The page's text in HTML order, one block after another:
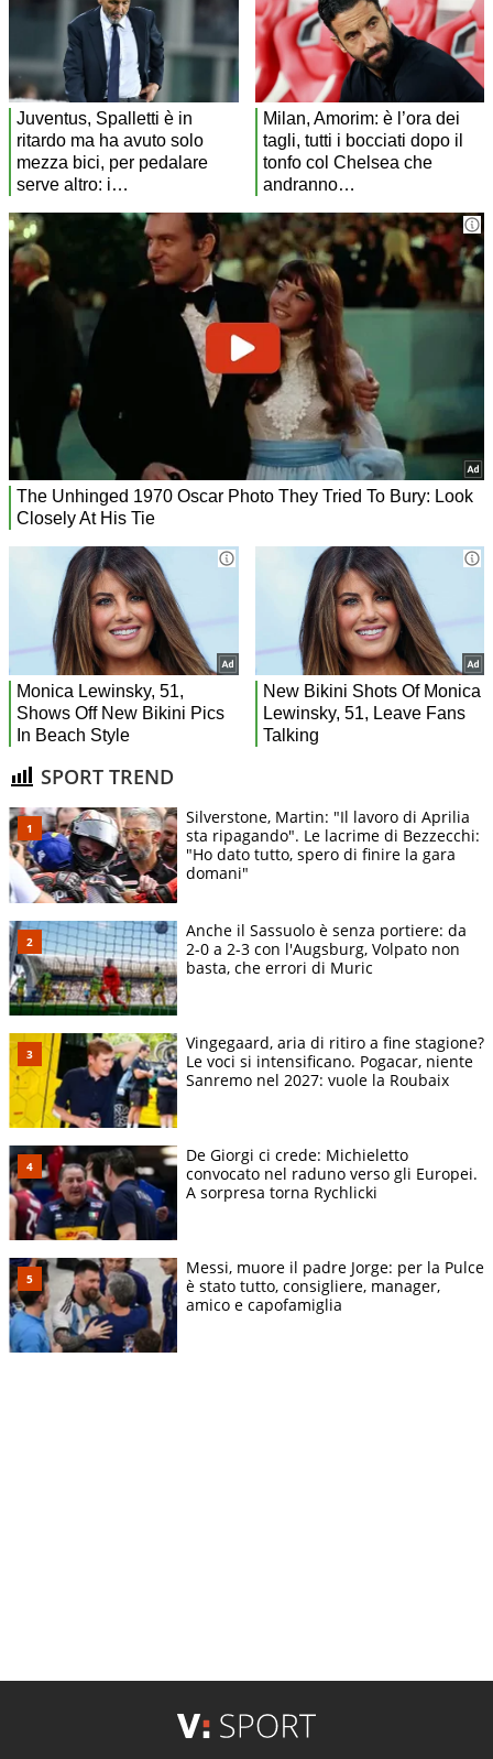
SPORT TREND
Silverstone, Martin: "Il lavoro di Aprilia
sta ripagando". Le lacrime di Bezzecchi:
"Ho dato tutto, spero di finire la gara
domani"
Anche il Sassuolo è senza portiere: da
2-0 a 2-3 con l'Augsburg, Volpato non
basta, che errori di Muric
Vingegaard, aria di ritiro a fine stagione?
Le voci si intensificano. Pogacar, niente
Sanremo nel 2027: vuole la Roubaix
De Giorgi ci crede: Michieletto
convocato nel raduno verso gli Europei.
A sorpresa torna Rychlicki
Messi, muore il padre Jorge: per la Pulce
è stato tutto, consigliere, manager,
amico e capofamiglia